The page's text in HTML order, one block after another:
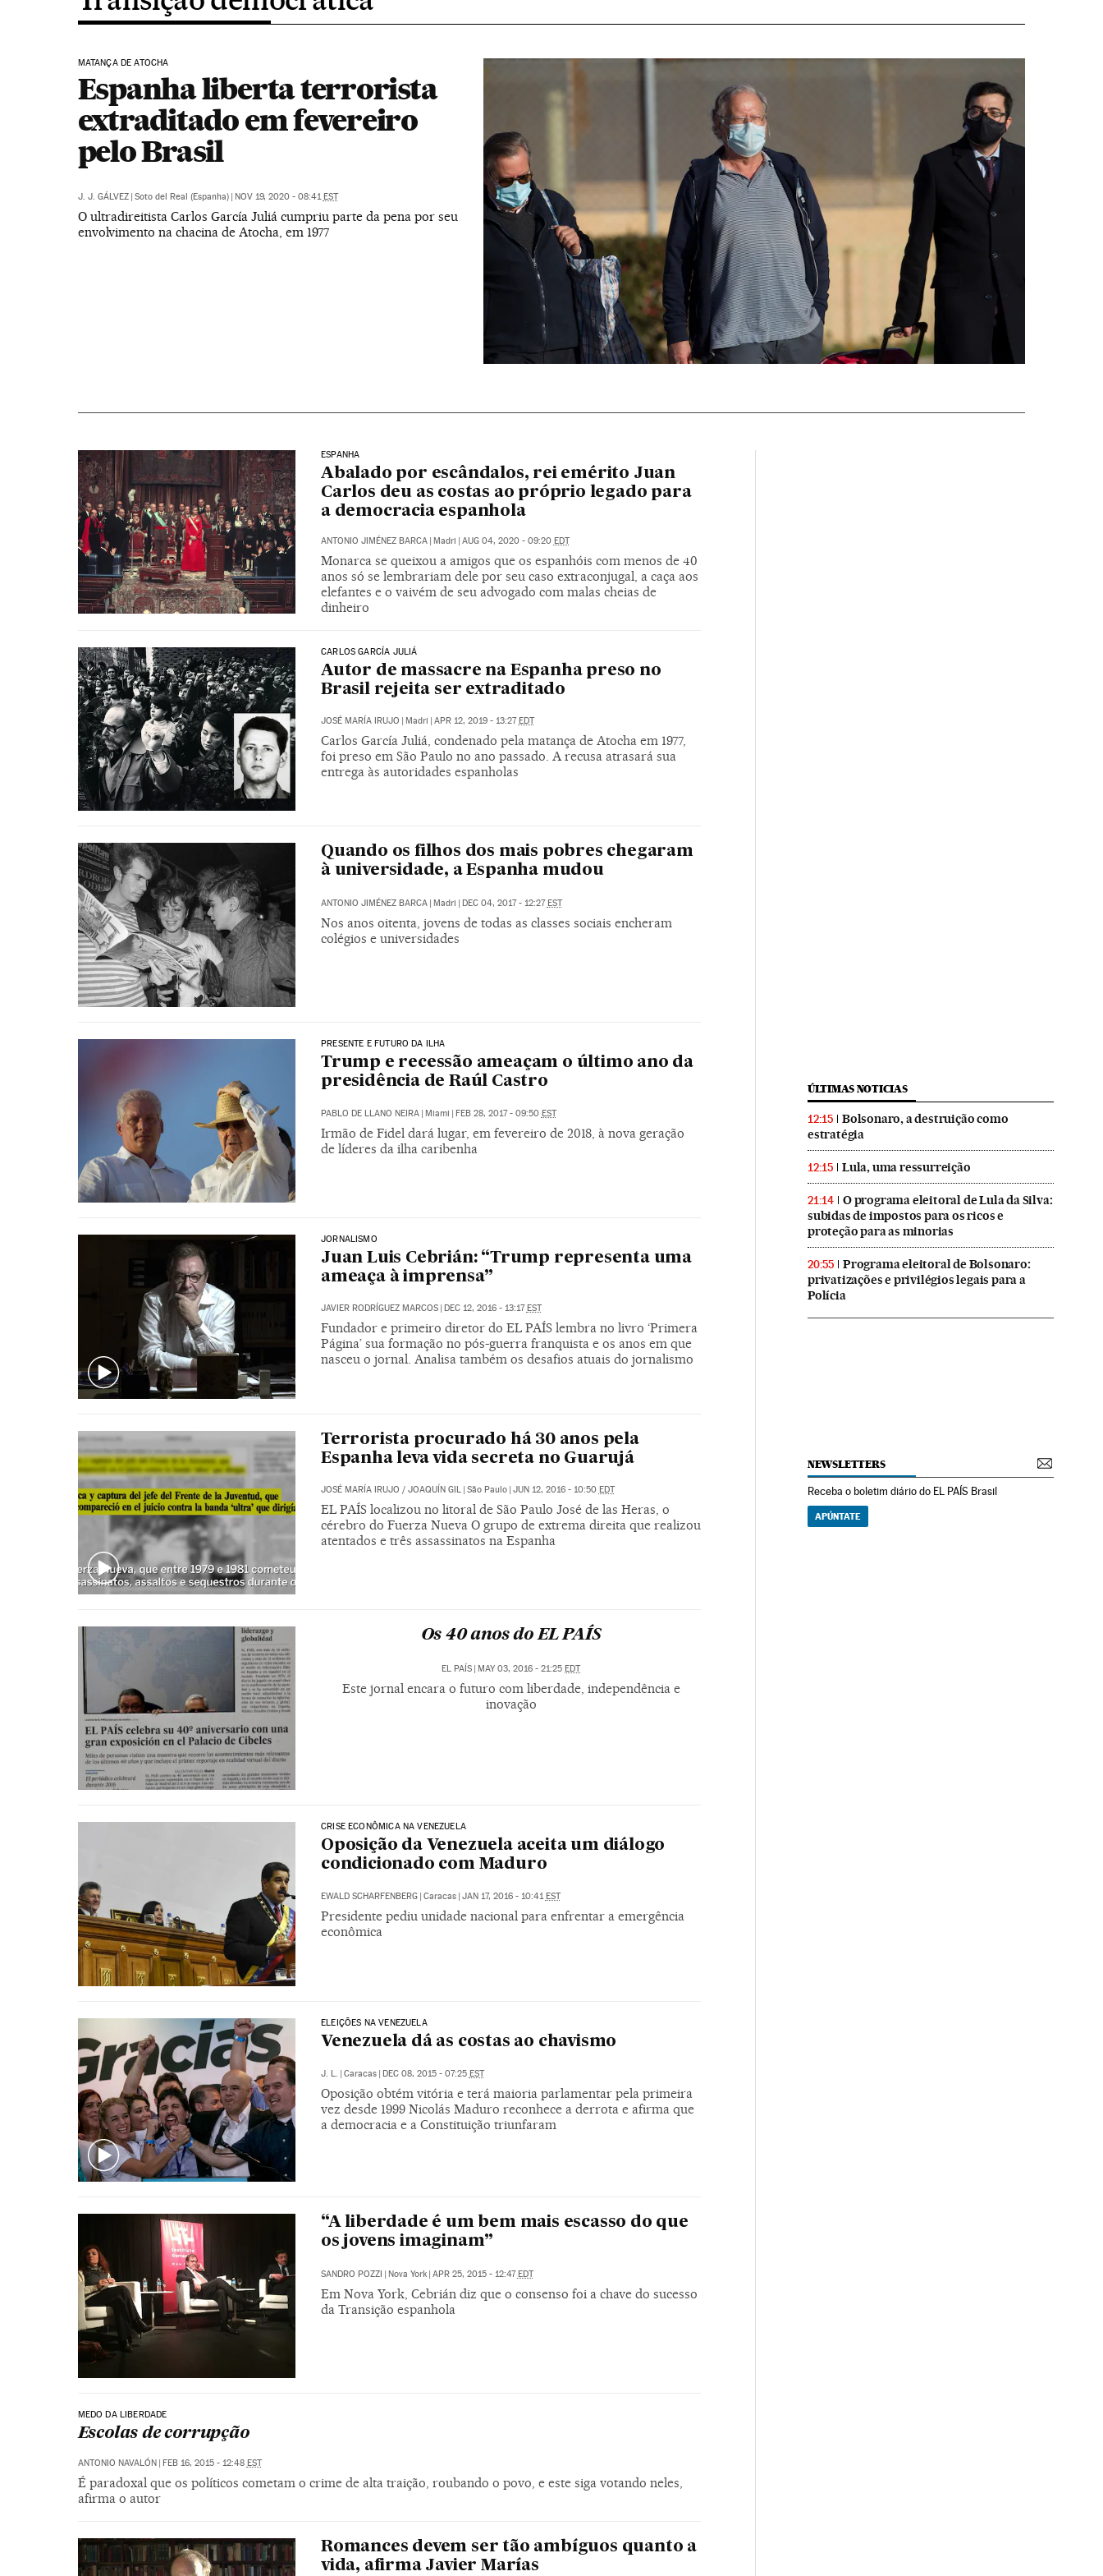
MATANÇA DE ATOCHA
Espanha liberta terrorista
extraditado em fevereiro
pelo Brasil
J. J. GÁLVEZ | Soto del Real (Espanha) | NOV 19, 2020 - 08:41EST
O ultradireitista Carlos García Juliá cumpriu parte da pena por seu
envolvimento na chacina de Atocha, em 1977
ESPANHA
Abalado por escândalos, rei emérito Juan
Carlos deu as costas ao próprio legado para
a democracia espanhola
ANTONIO JIMÉNEZ BARCA | Madri | AUG 04, 2020 - 09:20 EDT
Monarca se queixou a amigos que os espanhóis com menos de 40
anos só se lembrariam dele por seu caso extraconjugal, a caça aos
elefantes e o vaivém de seu advogado com malas cheias de
dinheiro
CARLOS GARCÍA JULIÁ
Autor de massacre na Espanha preso no
Brasil rejeita ser extraditado
JOSÉ MARÍA IRUJO | Madri | APR 12, 2019 - 13:27EDT
Carlos García Juliá, condenado pela matança de Atocha em 1977,
foi preso em São Paulo no ano passado. A recusa atrasará sua
entrega às autoridades espanholas
Quando os filhos dos mais pobres chegaram
à universidade, a Espanha mudou
ANTONIO JIMÉNEZ BARCA | Madri | DEC 04, 2017 - 12:27EST
Nos anos oitenta, jovens de todas as classes sociais encheram
colégios e universidades
PRESENTE E FUTURO DA ILHA
Trump e recessão ameaçam o último ano da
presidência de Raúl Castro
PABLO DE LLANO NEIRA | Miami | FEB 28, 2017 - 09:50 EST
Irmão de Fidel dará lugar, em fevereiro de 2018, à nova geração
de líderes da ilha caribenha
JORNALISMO
Juan Luis Cebrián: “Trump representa uma
ameaça à imprensa”
JAVIER RODRÍGUEZ MARCOS DEC 12, 2016 - 13:17 EST
Fundador e primeiro diretor do EL PAÍS lembra no livro ‘Primera
Página’ sua formação no pós-guerra franquista e os anos em que
nasceu o jornal. Analisa também os desafios atuais do jornalismo
Terrorista procurado há 30 anos pela
Espanha leva vida secreta no Guarujá
JOSÉ MARÍA IRUJO / JOAQUÍN GIL São Paulo JUN 12, 2016 - 10:50 EDT
EL PAÍS localizou no litoral de São Paulo José de las Heras, o
cérebro do Fuerza Nueva O grupo de extrema direita que realizou
atentados e três assassinatos na Espanha
Os 40 anos do EL PAÍS
EL PAÍS | MAY 03, 2016 - 21:25EDT
Este jornal encara o futuro com liberdade, independência e
inovação
CRISE ECONÔMICA NA VENEZUELA
Oposição da Venezuela aceita um diálogo
condicionado com Maduro
EWALD SCHARFENBERG Caracas JAN 17, 2016 - 10:41 EST
Presidente pediu unidade nacional para enfrentar a emergência
econômica
ELEIÇÕES NA VENEZUELA
Venezuela dá as costas ao chavismo
J. L. | Caracas | DEC 08, 2015 - 07:25 EST
Oposição obtém vitória e terá maioria parlamentar pela primeira
vez desde 1999 Nicolás Maduro reconhece a derrota e afirma que
a democracia e a Constituição triunfaram
“A liberdade é um bem mais escasso do que
os jovens imaginam”
SANDRO POZZI | Nova York | APR 25, 2015 - 12:47EDT
Em Nova York, Cebrián diz que o consenso foi a chave do sucesso
da Transição espanhola
MEDO DA LIBERDADE
Escolas de corrupção
ANTONIO NAVALÓN | FEB 16, 2015 - 12:48 EST
É paradoxal que os políticos cometam o crime de alta traição, roubando o povo, e este siga votando neles,
afirma o autor
Romances devem ser tão ambíguos quanto a
vida, afirma Javier Marías
ÚLTIMAS NOTICIAS
12:15
Bolsonaro, a destruição como
estratégia
12:15 Lula, uma ressurreição
21:14
O programa eleitoral de Lula da Silva:
subidas de impostos para os ricos e
proteção para as minorias
20:55
Programa eleitoral de Bolsonaro:
privatizações e privilégios legais para a
Polícia
NEWSLETTERS
Receba o boletim diário do EL PAÍS Brasil
APÚNTATE